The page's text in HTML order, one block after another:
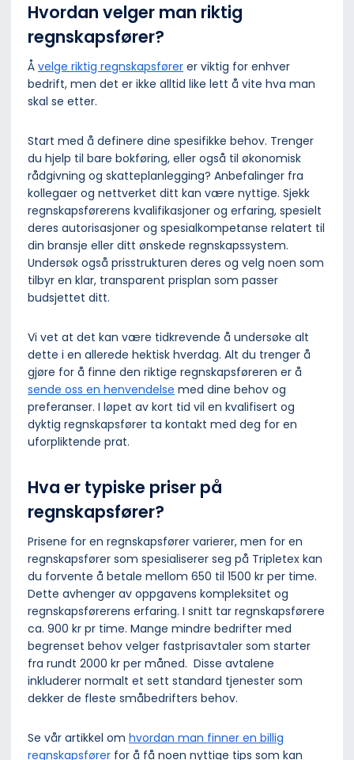
Hvordan velger man riktig
regnskapsfører?
Å velge riktig regnskapsfører er viktig for enhver
bedrift, men det er ikke alltid like lett å vite hva man
skal se etter.
Start med å definere dine spesifikke behov. Trenger
du hjelp til bare bokføring, eller også til økonomisk
rådgivning og skatteplanlegging? Anbefalinger fra
kollegaer og nettverket ditt kan være nyttige. Sjekk
regnskapsførerens kvalifikasjoner og erfaring, spesielt
deres autorisasjoner og spesialkompetanse relatert til
din bransje eller ditt ønskede regnskapssystem.
Undersøk også prisstrukturen deres og velg noen som
tilbyr en klar, transparent prisplan som passer
budsjettet ditt.
Vi vet at det kan være tidkrevende å undersøke alt
dette i en allerede hektisk hverdag. Alt du trenger å
gjøre for å finne den riktige regnskapsføreren er å
sende oss en henvendelse med dine behov og
preferanser. I løpet av kort tid vil en kvalifisert og
dyktig regnskapsfører ta kontakt med deg for en
uforpliktende prat.
Hva er typiske priser på
regnskapsfører?
Prisene for en regnskapsfører varierer, men for en
regnskapsfører som spesialiserer seg på Tripletex kan
du forvente å betale mellom 650 til 1500 kr per time.
Dette avhenger av oppgavens kompleksitet og
regnskapsførerens erfaring. I snitt tar regnskapsførere
ca. 900 kr pr time. Mange mindre bedrifter med
begrenset behov velger fastprisavtaler som starter
fra rundt 2000 kr per måned. Disse avtalene
inkluderer normalt et sett standard tjenester som
dekker de fleste småbedrifters behov.
Se vår artikkel om hvordan man finner en billig
regnskapsfører for å få noen nyttige tips som kan